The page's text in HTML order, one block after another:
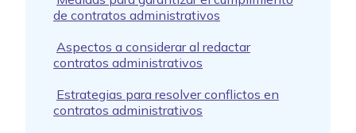
de contratos administrativos
Aspectos a considerar al redactar
contratos administrativos
Estrategias para resolver conflictos en
contratos administrativos